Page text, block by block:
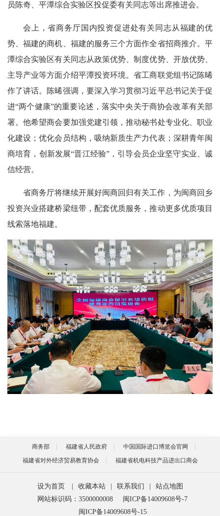
员陈奇、平潭综合实验区投促委有关同志等出席推进会。
会上，省商务厅国内投资促进处有关同志从福建的优
势、福建的商机、福建的服务三个方面作全省招商推介。平
潭综合实验区有关同志从政策优势、制度优势、开放优势、
主导产业等方面介绍平潭投资环境。省工商联党组书记陈晞
作了讲话。陈晞强调，要深入学习贯彻习近平总书记关于促
进“两个健康”的重要论述，落实中央关于商协会改革有关部
署。他希望商会要加强党建引领，推动秘书处专业化、职业
化建设；优化会员结构，吸纳新质生产力代表；深耕青年闽
商培育，创新发展“晋江经验”，引导会员企业坚守实业、诚
信经营。
省商务厅将继续开展好闽商回归有关工作，为闽商回乡
投资兴业搭建桥梁纽带，配套优质服务，推动更多优质项目
线索落地福建。
商务部 福建省人民政府
中国国际进口博览会官网
福建省对外经济贸易教育协会
福建省机电科技产品进出口商会
设为首页 | 收藏本站 | 联系我们 |
站点地图
网站标识码：3500000008
闽ICP备14009608号-7
闽ICP备14009608号-15